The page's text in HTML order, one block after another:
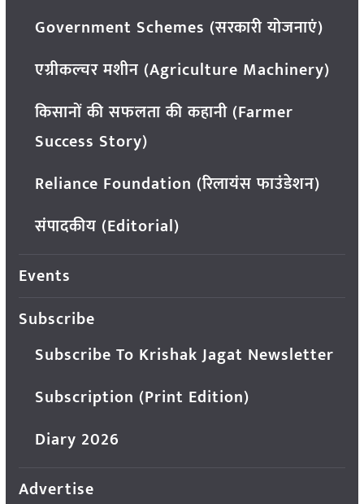
Government Schemes (सरकारी योजनाएं)
एग्रीकल्चर मशीन (Agriculture Machinery)
किसानों की सफलता की कहानी (Farmer
Success Story)
Reliance Foundation (रिलायंस फाउंडेशन)
संपादकीय (Editorial)
Events
Subscribe
Subscribe To Krishak Jagat Newsletter
Subscription (Print Edition)
Diary 2026
Advertise